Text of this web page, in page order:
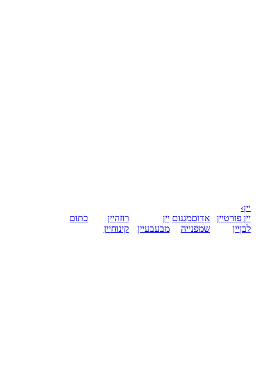
יין›
יין פורטיין
לבןיין
אדוםמגנום
שמפנייה
יין
מבעבעיין
רוזהיין
קינוחיין
כתום